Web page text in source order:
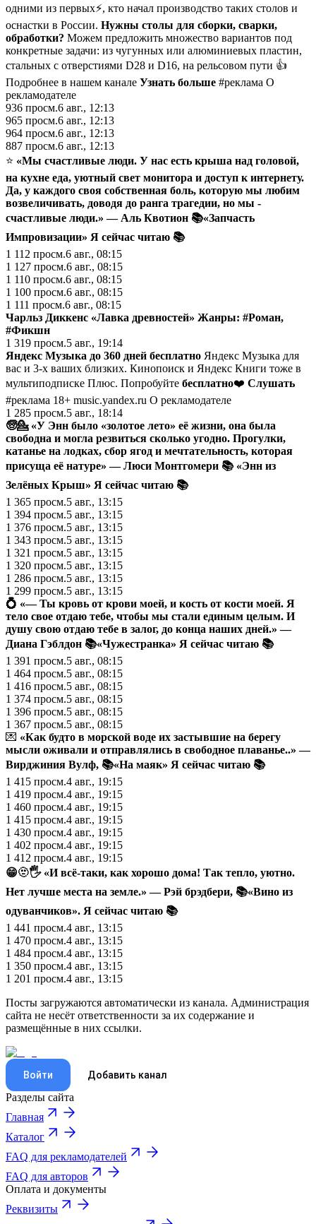
одними из первых⚡, кто начал производство таких столов и
оснастки в России. Нужны столы для сборки, сварки,
обработки? Можем предложить множество вариантов под
конкретные задачи: из чугунных или алюминиевых пластин,
стальных с отверстиями D28 и D16, на рельсовом пути 👍
Подробнее в нашем канале Узнать больше #реклама О
рекламодателе
936 просм.6 авг., 12:13
965 просм.6 авг., 12:13
964 просм.6 авг., 12:13
887 просм.6 авг., 12:13
⭐️ «Мы счастливые люди. У нас есть крыша над головой,
на кухне еда, уютный свет монитора и доступ к интернету.
Да, у каждого своя собственная боль, которую мы любим
возвеличивать, доводя до ранга трагедии, но мы -
счастливые люди.» — Аль Квотион 📚«Запчасть
Импровизации» Я сейчас читаю 📚
1 112 просм.6 авг., 08:15
1 127 просм.6 авг., 08:15
1 110 просм.6 авг., 08:15
1 100 просм.6 авг., 08:15
1 111 просм.6 авг., 08:15
Чарльз Диккенс «Лавка древностей» Жанры: #Роман,
#Фикшн
1 319 просм.5 авг., 19:14
Яндекс Музыка до 360 дней бесплатно Яндекс Музыка для
вас и 3-х ваших близких. Кинопоиск и Яндекс Книги тоже в
мультиподписке Плюс. Попробуйте бесплатно❤️ Слушать
#реклама 18+ music.yandex.ru О рекламодателе
1 285 просм.5 авг., 18:14
🧓💁«У Энн было «золотое лето» её жизни, она была
свободна и могла резвиться сколько угодно. Прогулки,
катанье на лодках, сбор ягод и мечтательность, которая
присуща её натуре» — Люси Монтгомери 📚 «Энн из
Зелёных Крыш» Я сейчас читаю 📚
1 365 просм.5 авг., 13:15
1 394 просм.5 авг., 13:15
1 376 просм.5 авг., 13:15
1 343 просм.5 авг., 13:15
1 321 просм.5 авг., 13:15
1 320 просм.5 авг., 13:15
1 286 просм.5 авг., 13:15
1 299 просм.5 авг., 13:15
💍 «— Ты кровь от крови моей, и кость от кости моей. Я
тело свое отдаю тебе, чтобы мы стали единым целым. И
душу свою отдаю тебе в залог, до конца наших дней.» —
Диана Гэблдон 📚«Чужестранка» Я сейчас читаю 📚
1 391 просм.5 авг., 08:15
1 464 просм.5 авг., 08:15
1 416 просм.5 авг., 08:15
1 374 просм.5 авг., 08:15
1 396 просм.5 авг., 08:15
1 367 просм.5 авг., 08:15
💌 «Как будто в морской воде их застывшие на берегу
мысли оживали и отправлялись в свободное плаванье..» —
Вирджиния Вулф, 📚«На маяк» Я сейчас читаю 📚
1 415 просм.4 авг., 19:15
1 419 просм.4 авг., 19:15
1 460 просм.4 авг., 19:15
1 415 просм.4 авг., 19:15
1 430 просм.4 авг., 19:15
1 402 просм.4 авг., 19:15
1 412 просм.4 авг., 19:15
😁🫥🖐️«И всё-таки, как хорошо дома! Так тепло, уютно.
Нет лучше места на земле.» — Рэй брэдбери, 📚«Вино из
одуванчиков». Я сейчас читаю 📚
1 441 просм.4 авг., 13:15
1 470 просм.4 авг., 13:15
1 484 просм.4 авг., 13:15
1 350 просм.4 авг., 13:15
1 201 просм.4 авг., 13:15
Посты загружаются автоматически из канала. Администрация
сайта не несёт ответственности за их содержание и
размещённые в них ссылки.
Войти Добавить канал
Разделы сайта
Главная
Каталог
FAQ для рекламодателей
FAQ для авторов
Оплата и документы
Реквизиты